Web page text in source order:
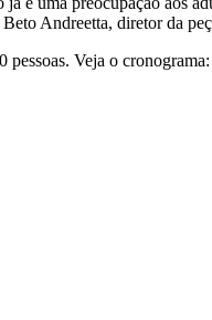
Andreetta, diretor da
pessoas. Veja o cronograma: